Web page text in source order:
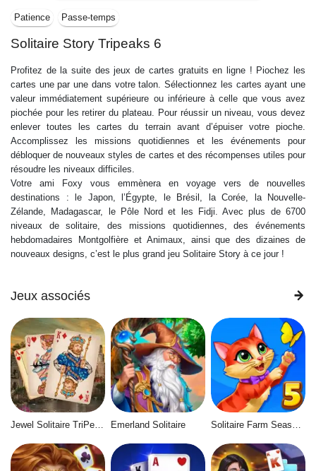
Patience Passe-temps
Solitaire Story Tripeaks 6
Profitez de la suite des jeux de cartes gratuits en ligne ! Piochez les
cartes une par une dans votre talon. Sélectionnez les cartes ayant une
valeur immédiatement supérieure ou inférieure à celle que vous avez
piochée pour les retirer du plateau. Pour réussir un niveau, vous devez
enlever toutes les cartes du terrain avant d’épuiser votre pioche.
Accomplissez les missions quotidiennes et les événements pour
débloquer de nouveaux styles de cartes et des récompenses utiles pour
résoudre les niveaux difficiles.
Votre ami Foxy vous emmènera en voyage vers de nouvelles
destinations : le Japon, l’Égypte, le Brésil, la Corée, la Nouvelle-
Zélande, Madagascar, le Pôle Nord et les Fidji. Avec plus de 6700
niveaux de solitaire, des missions quotidiennes, des événements
hebdomadaires Montgolfière et Animaux, ainsi que des dizaines de
nouveaux designs, c’est le plus grand jeu Solitaire Story à ce jour !
Jeux associés
Emerland Solitaire